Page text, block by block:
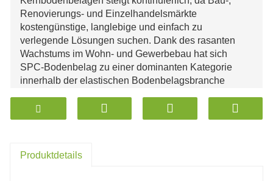
Renovierungs- und Einzelhandelsmärkte
kostengünstige, langlebige und einfach zu
verlegende Lösungen suchen. Dank des rasanten
Wachstums im Wohn- und Gewerbebau hat sich
SPC-Bodenbelag zu einer dominanten Kategorie
innerhalb der elastischen Bodenbelagsbranche
und datenbasierten Überblick speziell für
internationale B2B-Einkäufer und behandelt
Beschaffungsinformationen zu 3,5 mm Vinyl-SPC-
Produktdetails